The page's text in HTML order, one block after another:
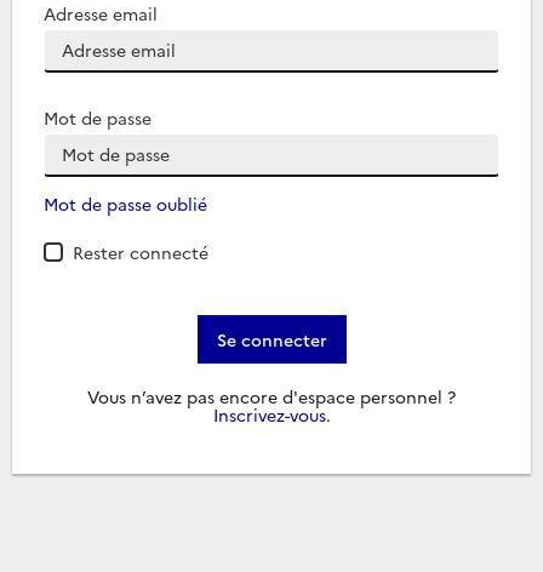
Adresse email
Mot de passe
Mot de passe oublié
Rester connecté
Se connecter
Vous n’avez pas encore d'espace personnel ?
Inscrivez-vous.